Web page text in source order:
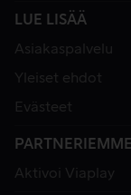
LUE LISÄÄ
Asiakaspalvelu
Yleiset ehdot
Evästeet
Aktivoi Viaplay